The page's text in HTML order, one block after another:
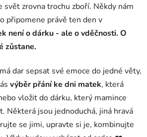
svět zrovna trochu zboří. Někdy nám
připomene právě ten den v
není o dárku - ale o vděčnosti. O
zůstane.
dar sepsat své emoce do jedné věty,
výběr přání ke dni matek, která
vložit do dárku, který mamince
Některá jsou jednoduchá, jiná hravá
se jimi, upravte si je, kombinujte